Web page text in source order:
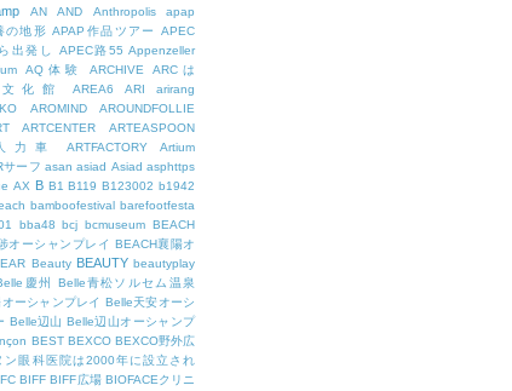
AN AND Anthropolis apap
の地形 APAP作品ツアー
APEC
出発し
APEC路55 Appenzeller
AQ体験 ARCHIVE
ARCは
文化館 AREA6 ARI
arirang
AROMIND
AROUNDFOLLIE
ARTCENTER
ARTEASPOON
力車 ARTFACTORY
Artium
サーフ asan asiad Asiad asphttps
AX B B1 B119 B123002 b1942
bamboofestival barefootfesta
bba48 bcj bcmuseum BEACH
オーシャンプレイ BEACH襄陽オ
Beauty BEAUTY beautyplay
慶州
Belle青松ソルセム温泉
ーシャンプレイ Belle天安オーシ
Belle辺山 Belle辺山オーシャンプ
BEST BEXCO BEXCO野外広
ン眼科医院は2000年に設立され
BIFF BIFF広場 BIOFACEクリニ